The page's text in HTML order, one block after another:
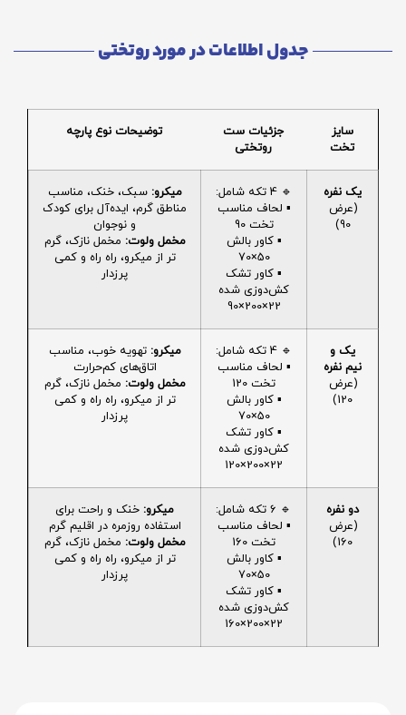
جدول اطلاعات در مورد روتختی
سایز
تخت
جزئیات ست
روتختی
توضیحات نوع پارچه
یک نفره
(عرض
90)
🔹 4 تکه شامل:
▪️ لحاف مناسب
تخت 90
▪️ کاور بالش
50×70
▪️ کاور تشک
کش‌دوزی شده
22×200×90
میکرو: سبک، خنک، مناسب
مناطق گرم، ایده‌آل برای کودک
و نوجوان
مخمل ولوت: مخمل نازک، گرم
تر از میکرو، راه راه و کمی
پرزدار
یک و
نیم نفره
(عرض
120)
🔹 4 تکه شامل:
▪️ لحاف مناسب
تخت 120
▪️ کاور بالش
50×70
▪️ کاور تشک
کش‌دوزی شده
22×200×120
میکرو: تهویه خوب، مناسب
اتاق‌های کم‌حرارت
مخمل ولوت: مخمل نازک، گرم
تر از میکرو، راه راه و کمی
پرزدار
دو نفره
(عرض
160)
🔹 6 تکه شامل:
▪️ لحاف مناسب
تخت 160
▪️ کاور بالش
50×70
▪️ کاور تشک
کش‌دوزی شده
22×200×160
میکرو: خنک و راحت برای
استفاده روزمره در اقلیم گرم
مخمل ولوت: مخمل نازک، گرم
تر از میکرو، راه راه و کمی
پرزدار